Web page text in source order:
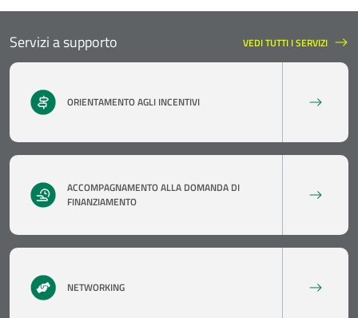
Servizi a supporto VEDI TUTTI I SERVIZI
SERVIZI A SUPPORTO
ORIENTAMENTO AGLI INCENTIVI
ACCOMPAGNAMENTO ALLA DOMANDA DI
FINANZIAMENTO
NETWORKING